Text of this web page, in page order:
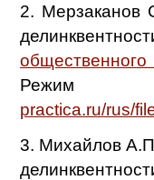
2. Мерзаканов
общественного
practica.ru/rus/
3. Михайлов